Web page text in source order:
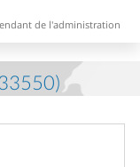
de l'administration